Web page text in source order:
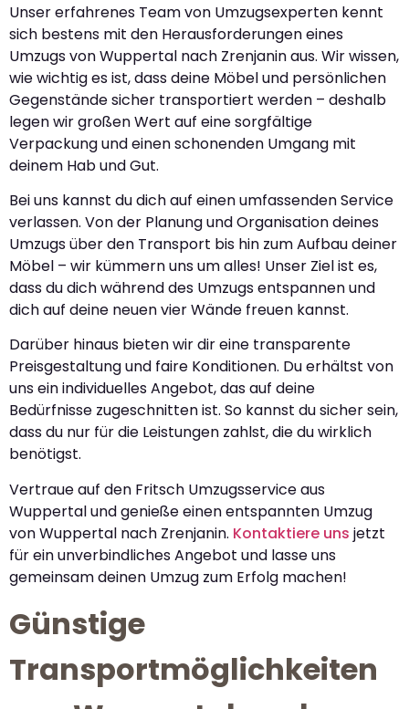
Unser erfahrenes Team von Umzugsexperten kennt
sich bestens mit den Herausforderungen eines
Umzugs von Wuppertal nach Zrenjanin aus. Wir wissen,
wie wichtig es ist, dass deine Möbel und persönlichen
Gegenstände sicher transportiert werden – deshalb
legen wir großen Wert auf eine sorgfältige
Verpackung und einen schonenden Umgang mit
deinem Hab und Gut.
Bei uns kannst du dich auf einen umfassenden Service
verlassen. Von der Planung und Organisation deines
Umzugs über den Transport bis hin zum Aufbau deiner
Möbel – wir kümmern uns um alles! Unser Ziel ist es,
dass du dich während des Umzugs entspannen und
dich auf deine neuen vier Wände freuen kannst.
Darüber hinaus bieten wir dir eine transparente
Preisgestaltung und faire Konditionen. Du erhältst von
uns ein individuelles Angebot, das auf deine
Bedürfnisse zugeschnitten ist. So kannst du sicher sein,
dass du nur für die Leistungen zahlst, die du wirklich
benötigst.
Vertraue auf den Fritsch Umzugsservice aus
Wuppertal und genieße einen entspannten Umzug
von Wuppertal nach Zrenjanin. Kontaktiere uns jetzt
für ein unverbindliches Angebot und lasse uns
gemeinsam deinen Umzug zum Erfolg machen!
Günstige
Transportmöglichkeiten